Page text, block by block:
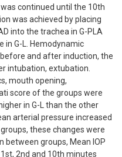
was continued until the 10th
was achieved by placing
into the trachea in G-PLA
in G-L. Hemodynamic
and after induction, the
intubation, extubation.
mouth opening,
score of the groups were
in G-L than the other
arterial pressure increased
these changes were
between groups, Mean IOP
2nd and 10th minutes